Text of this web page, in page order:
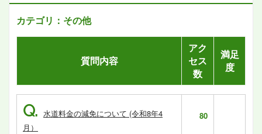
カテゴリ：その他
質問内容
アク
セス
数
満足
度
Q. 水道料金の減免について (令和8年4
月）
80